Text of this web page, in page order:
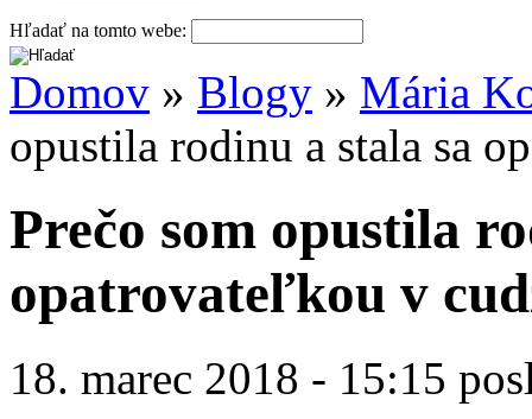
Hľadať na tomto webe:
Domov » Blogy » Mária
opustila rodinu a stala sa
Prečo som opustila
opatrovateľkou v
18. marec 2018 - 15:15